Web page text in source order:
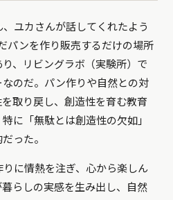
ユカさんが話してくれたよう
パンを作り販売するだけの場所
、リビングラボ（実験所）で
のだ。パン作りや自然との対
取り戻し、創造性を育む教育
に「無駄とは創造性の欠如」
った。
に情熱を注ぎ、心から楽しん
らしの実感を生み出し、自然